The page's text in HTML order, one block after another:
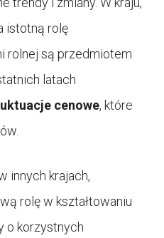
istotną rolę
rolnej są przedmiotem
latach
cenowe, które
innych krajach,
rolę w kształtowaniu
o korzystnych